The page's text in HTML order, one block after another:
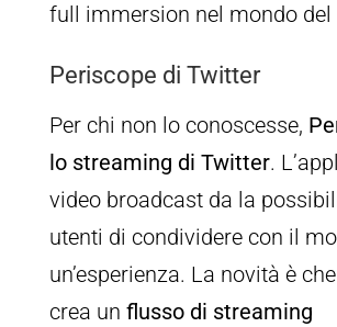
full immersion nel mondo del
Periscope di Twitter
Per chi non lo conoscesse,
lo streaming di Twitter.
video broadcast da la
utenti di condividere con il
un’esperienza. La novità è
crea un flusso di streaming